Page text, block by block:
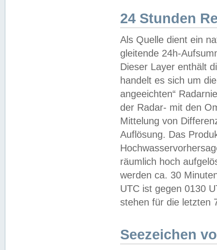
24 Stunden
Als Quelle dient ein
gleitende 24h-
Dieser Layer enthält
handelt es sich um
angeeichten“
der Radar- mit den
Mittelung von
Auflösung. Das
räumlich hoch
werden ca. 30
UTC ist gegen 0130
stehen für die letzten
Seezeichen